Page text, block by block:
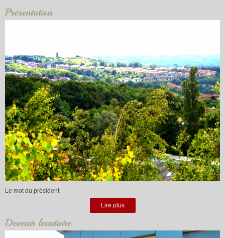
Présentation
Le mot du président
Lire plus
Devenir locataire